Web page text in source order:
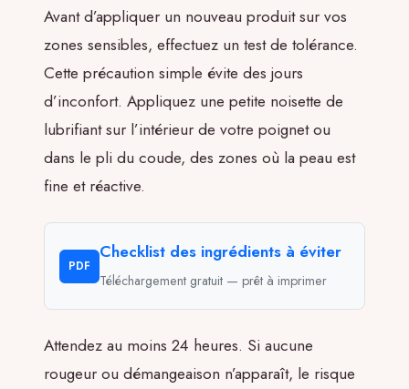
Avant d’appliquer un nouveau produit sur vos
zones sensibles, effectuez un test de tolérance.
Cette précaution simple évite des jours
d’inconfort. Appliquez une petite noisette de
lubrifiant sur l’intérieur de votre poignet ou
dans le pli du coude, des zones où la peau est
fine et réactive.
PDF
Checklist des ingrédients à éviter
Téléchargement gratuit — prêt à imprimer
Attendez au moins 24 heures. Si aucune
rougeur ou démangeaison n’apparaît, le risque